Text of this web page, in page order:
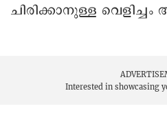
ചിരിക്കാനുള്ള
Interested in showcasing